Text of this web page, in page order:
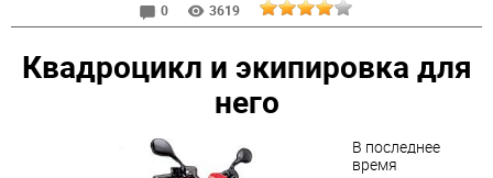
0
3619
Квадроцикл и экипировка для
него
В последнее
время